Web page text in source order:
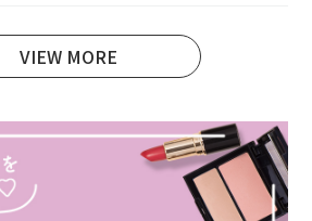
VIEW MORE